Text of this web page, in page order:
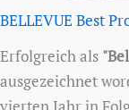
BELLEVUE Best
Erfolgreich als
ausgezeichnet